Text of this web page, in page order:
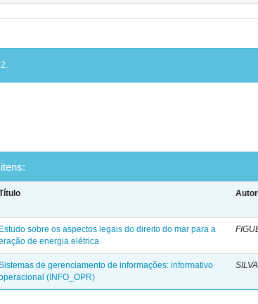
Estudo sobre os aspectos legais do direito do mar para a
de energia elétrica
de gerenciamento de informações: informativo
(INFO_OPR)